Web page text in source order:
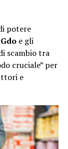
potere
e gli
scambio tra
cruciale” per
e